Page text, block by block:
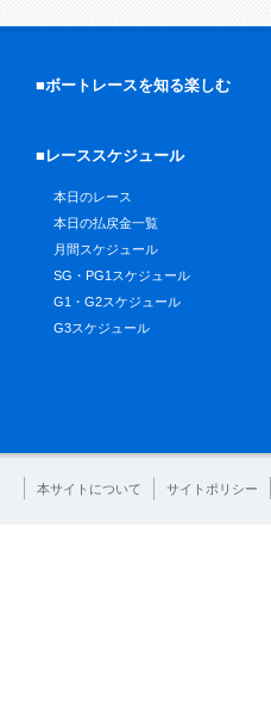
■ボートレースを知る楽しむ
■レーススケジュール
本日のレース
本日の払戻金一覧
月間スケジュール
SG・PG1スケジュール
G1・G2スケジュール
G3スケジュール
本サイトについて サイトポリシー